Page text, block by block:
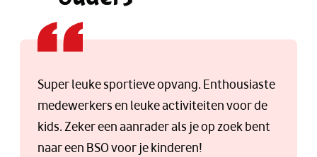
Super leuke sportieve opvang. Enthousiaste
medewerkers en leuke activiteiten voor de
kids. Zeker een aanrader als je op zoek bent
naar een BSO voor je kinderen!